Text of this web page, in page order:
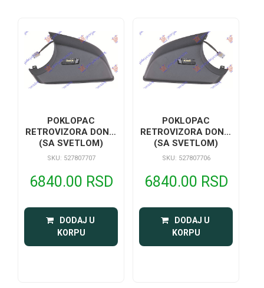
POKLOPAC
RETROVIZORA DONJI
(SA SVETLOM)
SKU: 527807707
6840.00 RSD
DODAJ U
KORPU
POKLOPAC
RETROVIZORA DONJI
(SA SVETLOM)
SKU: 527807706
6840.00 RSD
DODAJ U
KORPU